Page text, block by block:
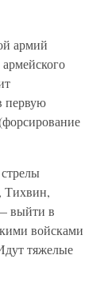
армий
первую
Тихвин,
выйти в
войсками
тяжелые